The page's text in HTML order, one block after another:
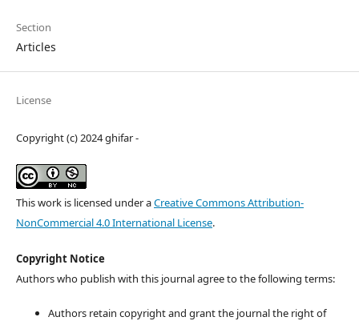
Section
Articles
License
Copyright (c) 2024 ghifar -
This work is licensed under aCreative Commons Attribution-
NonCommercial 4.0 International License.
Copyright Notice
Authors who publish with this journal agree to the following terms:
Authors retain copyright and grant the journal the right of